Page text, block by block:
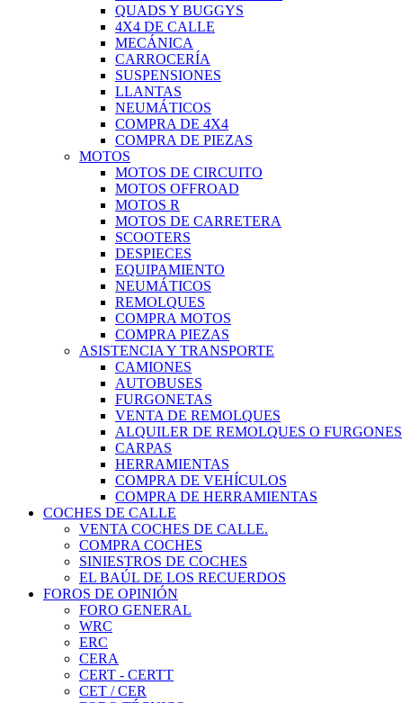
QUADS Y BUGGYS
4X4 DE CALLE
MECÁNICA
CARROCERÍA
SUSPENSIONES
LLANTAS
NEUMÁTICOS
COMPRA DE 4X4
COMPRA DE PIEZAS
MOTOS
MOTOS DE CIRCUITO
MOTOS OFFROAD
MOTOS R
MOTOS DE CARRETERA
SCOOTERS
DESPIECES
EQUIPAMIENTO
NEUMÁTICOS
REMOLQUES
COMPRA MOTOS
COMPRA PIEZAS
ASISTENCIA Y TRANSPORTE
CAMIONES
AUTOBUSES
FURGONETAS
VENTA DE REMOLQUES
ALQUILER DE REMOLQUES O FURGONES
CARPAS
HERRAMIENTAS
COMPRA DE VEHÍCULOS
COMPRA DE HERRAMIENTAS
COCHES DE CALLE
VENTA COCHES DE CALLE.
COMPRA COCHES
SINIESTROS DE COCHES
EL BAÚL DE LOS RECUERDOS
FOROS DE OPINIÓN
FORO GENERAL
WRC
ERC
CERA
CERT - CERTT
CET / CER